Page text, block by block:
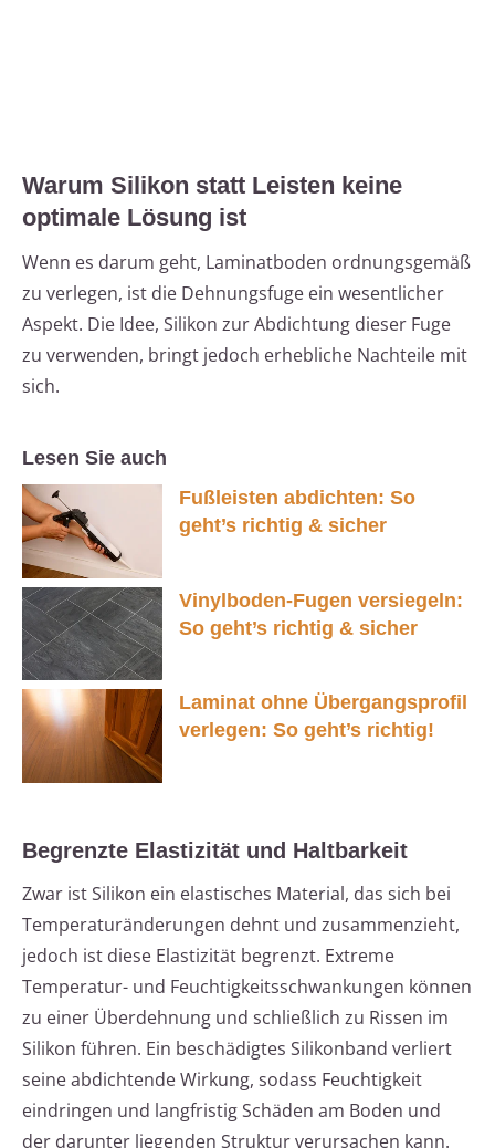
Warum Silikon statt Leisten keine
optimale Lösung ist
Wenn es darum geht, Laminatboden ordnungsgemäß
zu verlegen, ist die Dehnungsfuge ein wesentlicher
Aspekt. Die Idee, Silikon zur Abdichtung dieser Fuge
zu verwenden, bringt jedoch erhebliche Nachteile mit
sich.
Lesen Sie auch
Fußleisten abdichten: So
geht’s richtig & sicher
Vinylboden-Fugen versiegeln:
So geht’s richtig & sicher
Laminat ohne Übergangsprofil
verlegen: So geht’s richtig!
Begrenzte Elastizität und Haltbarkeit
Zwar ist Silikon ein elastisches Material, das sich bei
Temperaturänderungen dehnt und zusammenzieht,
jedoch ist diese Elastizität begrenzt. Extreme
Temperatur- und Feuchtigkeitsschwankungen können
zu einer Überdehnung und schließlich zu Rissen im
Silikon führen. Ein beschädigtes Silikonband verliert
seine abdichtende Wirkung, sodass Feuchtigkeit
eindringen und langfristig Schäden am Boden und
der darunter liegenden Struktur verursachen kann.